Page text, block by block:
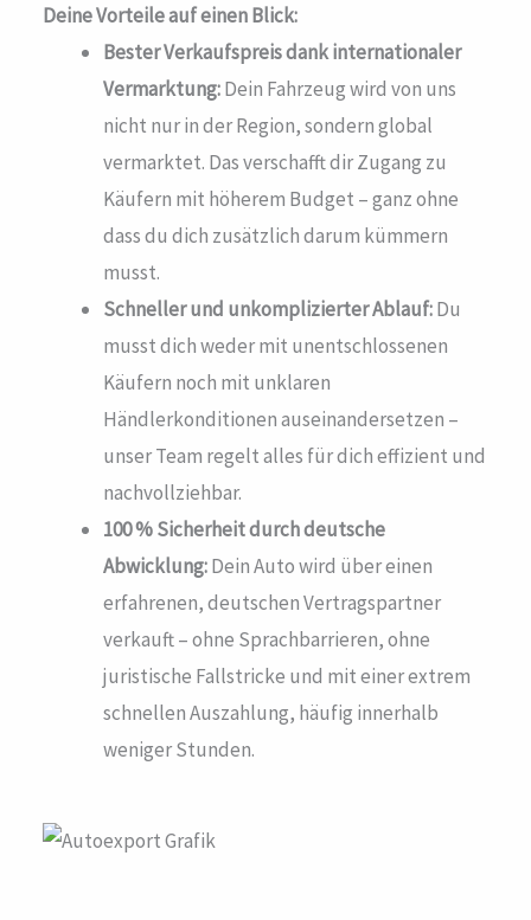
Deine Vorteile auf einen Blick:
Bester Verkaufspreis dank internationaler
Vermarktung:Dein Fahrzeug wird von uns
nicht nur in der Region, sondern global
vermarktet. Das verschafft dir Zugang zu
Käufern mit höherem Budget – ganz ohne
dass du dich zusätzlich darum kümmern
musst.
Schneller und unkomplizierter Ablauf:Du
musst dich weder mit unentschlossenen
Käufern noch mit unklaren
Händlerkonditionen auseinandersetzen –
unser Team regelt alles für dich effizient und
nachvollziehbar.
100 % Sicherheit durch deutsche
Abwicklung:Dein Auto wird über einen
erfahrenen, deutschen Vertragspartner
verkauft – ohne Sprachbarrieren, ohne
juristische Fallstricke und mit einer extrem
schnellen Auszahlung, häufig innerhalb
weniger Stunden.